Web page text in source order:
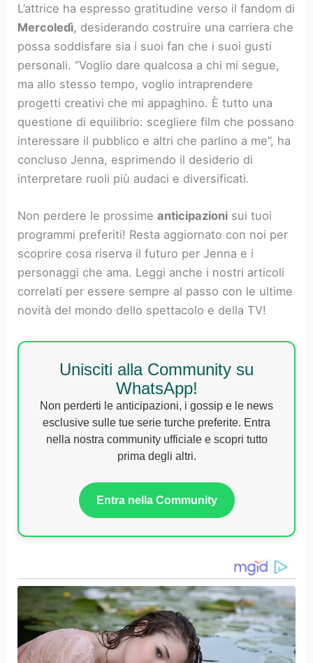
L’attrice ha espresso gratitudine verso il fandom di
Mercoledì, desiderando costruire una carriera che
possa soddisfare sia i suoi fan che i suoi gusti
personali. “Voglio dare qualcosa a chi mi segue,
ma allo stesso tempo, voglio intraprendere
progetti creativi che mi appaghino. È tutto una
questione di equilibrio: scegliere film che possano
interessare il pubblico e altri che parlino a me”, ha
concluso Jenna, esprimendo il desiderio di
interpretare ruoli più audaci e diversificati.
Non perdere le prossimeanticipazioni sui tuoi
programmi preferiti! Resta aggiornato con noi per
scoprire cosa riserva il futuro per Jenna e i
personaggi che ama. Leggi anche i nostri articoli
correlati per essere sempre al passo con le ultime
novità del mondo dello spettacolo e della TV!
Unisciti alla Community su
WhatsApp!
Non perderti le anticipazioni, i gossip e le news
esclusive sulle tue serie turche preferite. Entra
nella nostra community ufficiale e scopri tutto
prima degli altri.
Entra nella Community